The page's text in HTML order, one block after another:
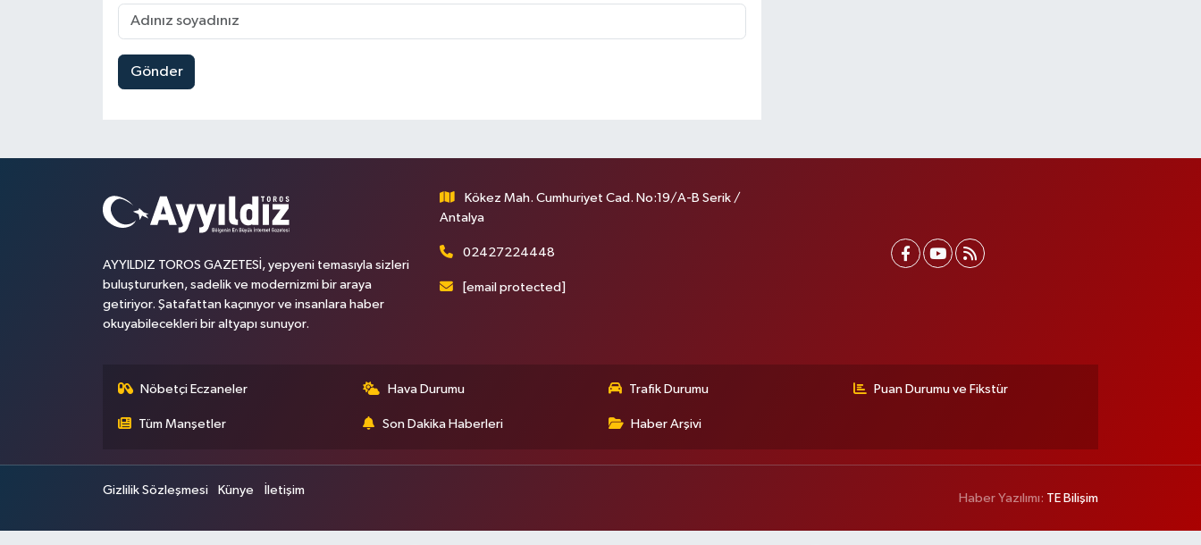
Gönder
AYYILDIZ TOROS GAZETESİ, yepyeni temasıyla sizleri
buluştururken, sadelik ve modernizmi bir araya
getiriyor. Şatafattan kaçınıyor ve insanlara haber
okuyabilecekleri bir altyapı sunuyor.
Kökez Mah. Cumhuriyet Cad. No:19/A-B Serik /
Antalya
02427224448
[email protected]
Nöbetçi Eczaneler Hava Durumu Trafik Durumu Puan Durumu ve Fikstür
Tüm Manşetler Son Dakika Haberleri Haber Arşivi
Gizlilik Sözleşmesi Künye İletişim
Haber Yazılımı: TE Bilişim